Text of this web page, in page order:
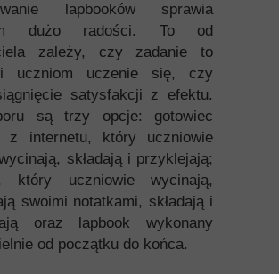
lapbooków sprawia
dużo radości. To od
zależy, czy zadanie to
uczniom uczenie się, czy
satysfakcji z efektu.
są trzy opcje: gotowiec
z internetu, który uczniowie
składają i przyklejają;
który uczniowie wycinają,
swoimi notatkami, składają i
oraz lapbook wykonany
od początku do końca.